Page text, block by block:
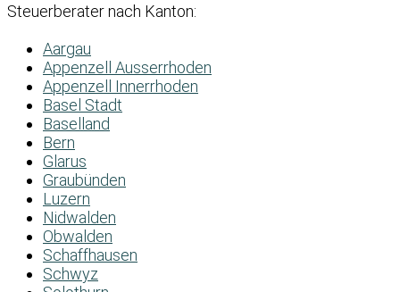
Steuerberater nach Kanton:
Aargau
Appenzell Ausserrhoden
Appenzell Innerrhoden
Basel Stadt
Baselland
Bern
Glarus
Graubünden
Luzern
Nidwalden
Obwalden
Schaffhausen
Schwyz